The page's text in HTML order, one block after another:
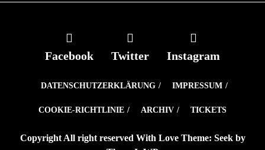
Facebook Twitter Instagram
DATENSCHUTZERKLÄRUNG IMPRESSUM
COOKIE-RICHTLINIE ARCHIV TICKETS
Copyright All right reserved With Love Theme: Seek by